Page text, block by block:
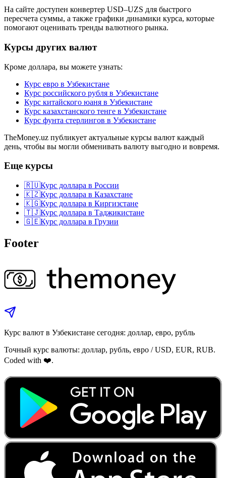
На сайте доступен конвертер USD–UZS для быстрого
пересчета суммы, а также графики динамики курса, которые
помогают оценивать тренды валютного рынка.
Курсы других валют
Кроме доллара, вы можете узнать:
Курс евро в Узбекистане
Курс российского рубля в Узбекистане
Курс китайского юаня в Узбекистане
Курс казахстанского тенге в Узбекистане
Курс фунта стерлингов в Узбекистане
TheMoney.uz публикует актуальные курсы валют каждый
день, чтобы вы могли обменивать валюту выгодно и вовремя.
Еще курсы
🇷🇺Курс доллара в России
🇰🇿Курс доллара в Казахстане
🇰🇬Курс доллара в Киргизстане
🇹🇯Курс доллара в Таджикистане
🇬🇪Курс доллара в Грузии
Footer
Курс валют в Узбекистане сегодня: доллар, евро, рубль
Точный курс валюты: доллар, рубль, евро / USD, EUR, RUB.
Coded with ❤️.